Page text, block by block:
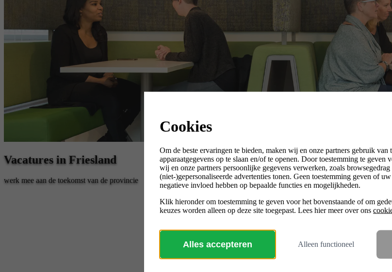
Vacatures in Friesland
werk mee aan de toekomst van de provincie
Cookies
Om de beste ervaringen te bieden, maken wij en onze partners gebruik van
apparaatgegevens op te slaan en/of te openen. Door toestemming te geven
wij en onze partners persoonlijke gegevens verwerken, zoals
(niet-)gepersonaliseerde advertenties tonen. Geen toestemming geven of
negatieve invloed hebben op bepaalde functies en mogelijkheden.
Klik hieronder om toestemming te geven voor het bovenstaande of om
keuzes worden alleen op deze site toegepast. Lees hier meer over ons
Alles accepteren Alleen functioneel